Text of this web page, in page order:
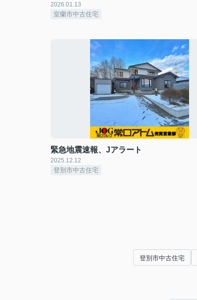
2026.01.13
室蘭市中古住宅
緊急地震速報、Jアラート
2025.12.12
登別市中古住宅
登別市中古住宅